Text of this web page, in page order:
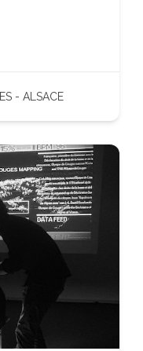
- ALSACE